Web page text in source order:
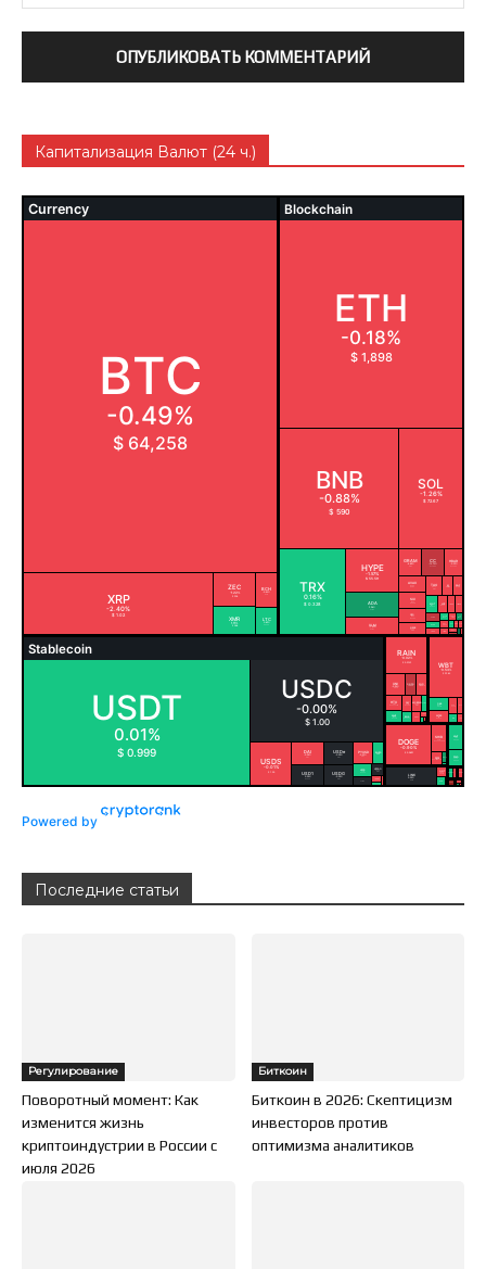
Капитализация Валют (24 ч.)
Powered by
Последние статьи
Регулирование
Поворотный момент: Как
изменится жизнь
криптоиндустрии в России с
июля 2026
Биткоин
Биткоин в 2026: Скептицизм
инвесторов против
оптимизма аналитиков